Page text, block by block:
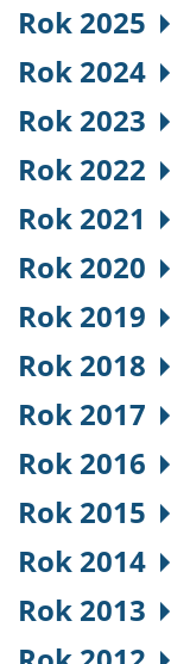
Rok 2025
Rok 2024
Rok 2023
Rok 2022
Rok 2021
Rok 2020
Rok 2019
Rok 2018
Rok 2017
Rok 2016
Rok 2015
Rok 2014
Rok 2013